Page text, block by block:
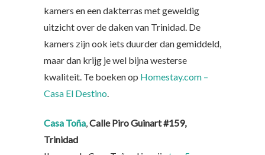
kamers en een dakterras met geweldig
uitzicht over de daken van Trinidad. De
kamers zijn ook iets duurder dan gemiddeld,
maar dan krijg je wel bijna westerse
kwaliteit. Te boeken op Homestay.com –
Casa El Destino
Casa Toña Calle Piro Guinart #159,
Trinidad